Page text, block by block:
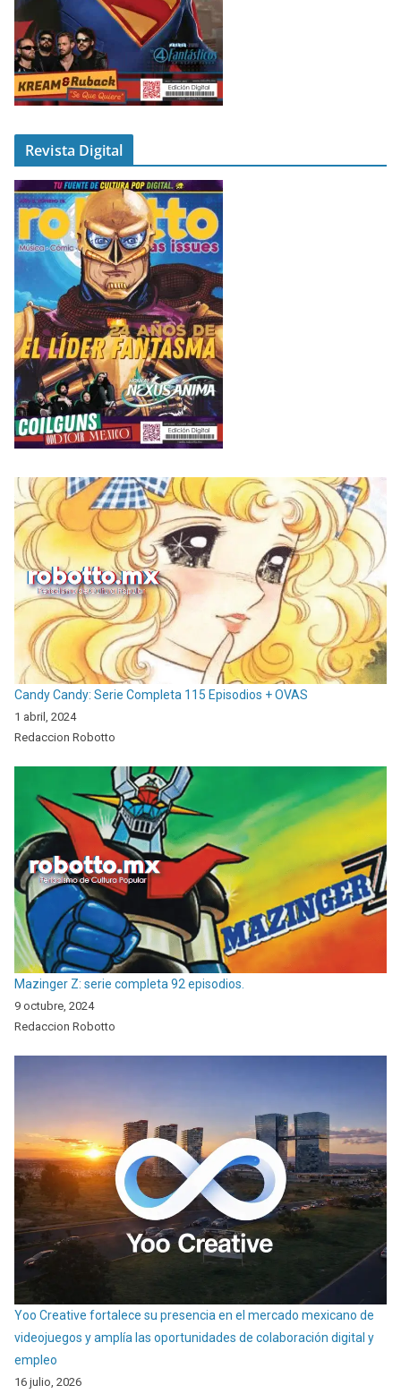
Revista Digital
Candy Candy: Serie Completa 115 Episodios + OVAS
1 abril, 2024
Redaccion Robotto
Mazinger Z: serie completa 92 episodios.
9 octubre, 2024
Redaccion Robotto
Yoo Creative fortalece su presencia en el mercado mexicano de
videojuegos y amplía las oportunidades de colaboración digital y
empleo
16 julio, 2026